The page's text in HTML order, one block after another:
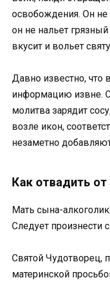
освобождения. Он не
он не нальет
вкусит и вольет
Давно известно, что
информацию извне.
молитва зарядит
возле икон,
незаметно
Как отвадить
Мать сына-
Следует
Святой Чудотворец,
материнской